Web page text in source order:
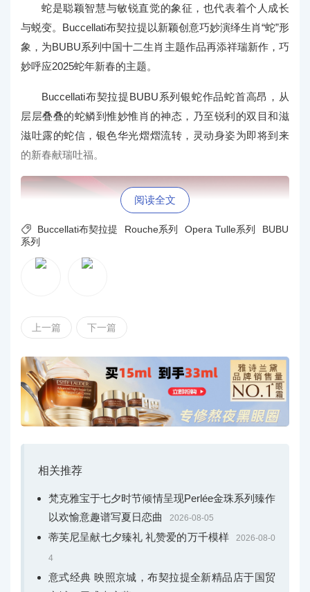
蛇是聪颖智慧与敏锐直觉的象征，也代表着个人成长
与蜕变。Buccellati布契拉提以新颖创意巧妙演绎生肖“蛇”形
象，为BUBU系列中国十二生肖主题作品再添祥瑞新作，巧
妙呼应2025蛇年新春的主题。
Buccellati布契拉提BUBU系列银蛇作品蛇首高昂，从
层层叠叠的蛇鳞到惟妙惟肖的神态，乃至锐利的双目和滋
滋吐露的蛇信，银色华光熠熠流转，灵动身姿为即将到来
的新春献瑞吐福。
Opera Tulle系列作品
呈现Opera Tulle系列套组作品：包含精致的吊坠项链、手
阅读全文
 Buccellati布契拉提 Rouche系列 Opera Tulle系列
BUBU
系列
上一篇 下一篇
相关推荐
梵克雅宝于七夕时节倾情呈现Perlée金珠系列臻作
以欢愉意趣谱写夏日恋曲
2026-08-05
蒂芙尼呈献七夕臻礼 礼赞爱的万千模样 2026-08-0
4
意式经典 映照京城，布契拉提全新精品店于国贸